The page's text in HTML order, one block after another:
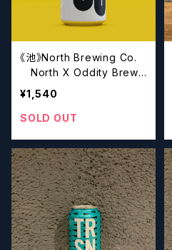
《池》North Brewing Co.
North X Oddity Brewi
ng
¥1,540
SOLD OUT